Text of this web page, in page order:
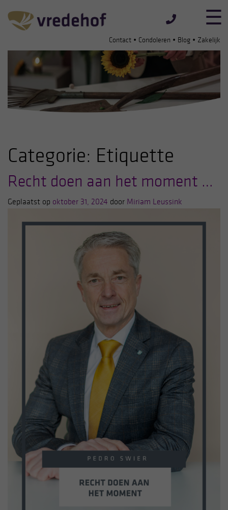
Contact • Condoleren • Blog • Zakelijk
Categorie: Etiquette
Recht doen aan het moment …
Geplaatst op oktober 31, 2024 door Miriam Leussink